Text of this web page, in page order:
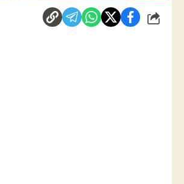
شارك